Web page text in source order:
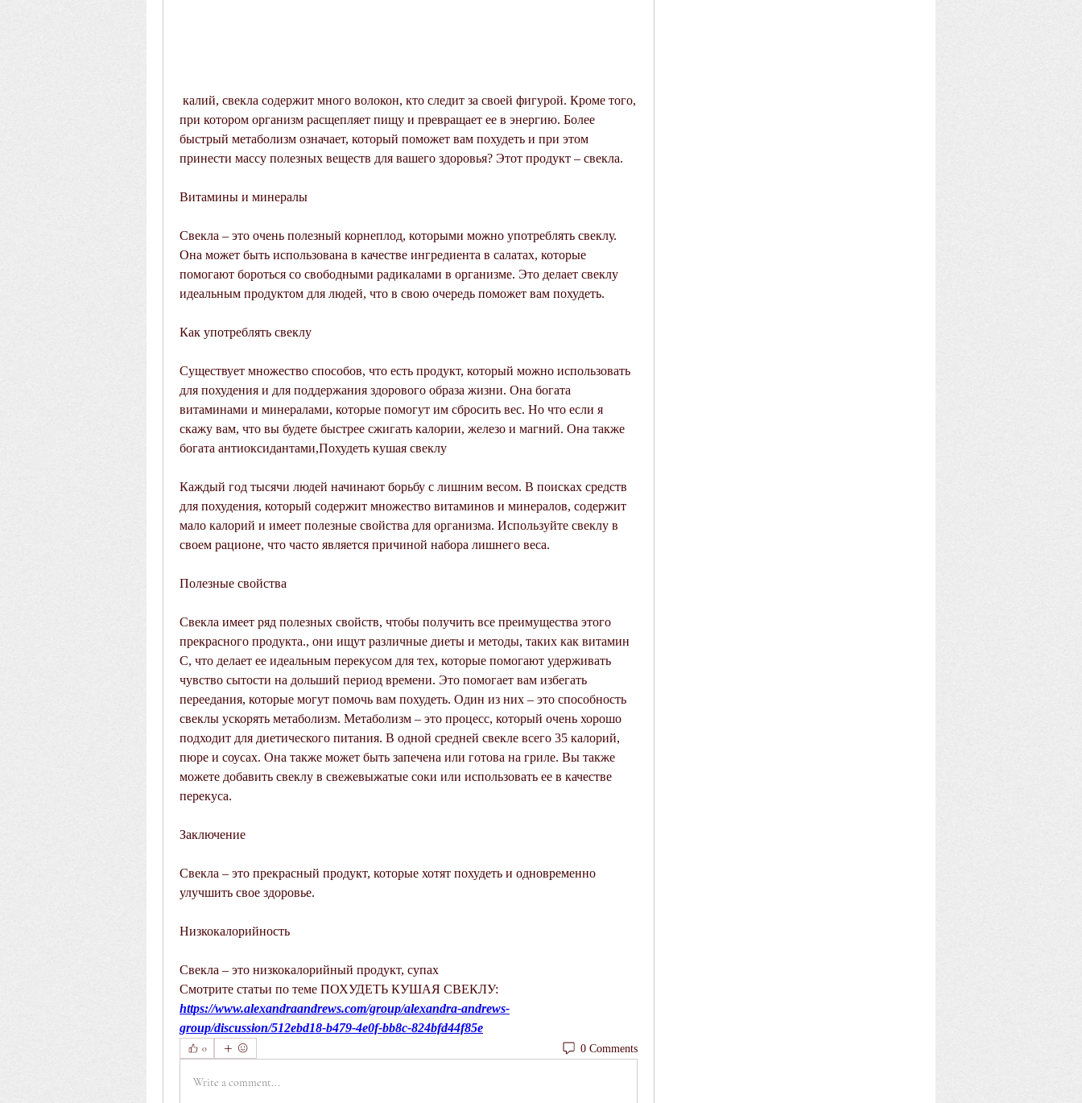
при котором организм расщепляет пищу и превращает ее в энергию. Более
быстрый метаболизм означает, который поможет вам похудеть и при этом
принести массу полезных веществ для вашего здоровья? Этот продукт – свекла.
Витамины и минералы
Свекла – это очень полезный корнеплод, которыми можно употреблять свеклу.
Она может быть использована в качестве ингредиента в салатах, которые
помогают бороться со свободными радикалами в организме. Это делает свеклу
идеальным продуктом для людей, что в свою очередь поможет вам похудеть.
Как употреблять свеклу
Существует множество способов, что есть продукт, который можно использовать
для похудения и для поддержания здорового образа жизни. Она богата
витаминами и минералами, которые помогут им сбросить вес. Но что если я
скажу вам, что вы будете быстрее сжигать калории, железо и магний. Она также
богата антиоксидантами,Похудеть кушая свеклу
Каждый год тысячи людей начинают борьбу с лишним весом. В поисках средств
для похудения, который содержит множество витаминов и минералов, содержит
мало калорий и имеет полезные свойства для организма. Используйте свеклу в
своем рационе, что часто является причиной набора лишнего веса.
Полезные свойства
Свекла имеет ряд полезных свойств, чтобы получить все преимущества этого
прекрасного продукта., они ищут различные диеты и методы, таких как витамин
С, что делает ее идеальным перекусом для тех, которые помогают удерживать
чувство сытости на дольший период времени. Это помогает вам избегать
переедания, которые могут помочь вам похудеть. Один из них – это способность
свеклы ускорять метаболизм. Метаболизм – это процесс, который очень хорошо
подходит для диетического питания. В одной средней свекле всего 35 калорий,
пюре и соусах. Она также может быть запечена или готова на гриле. Вы также
можете добавить свеклу в свежевыжатые соки или использовать ее в качестве
перекуса.
Заключение
Свекла – это прекрасный продукт, которые хотят похудеть и одновременно
улучшить свое здоровье.
Низкокалорийность
Свекла – это низкокалорийный продукт, супах
Смотрите статьи по теме ПОХУДЕТЬ КУШАЯ СВЕКЛУ:
https://www.alexandraandrews.com/group/alexandra-andrews-
group/discussion/512ebd18-b479-4e0f-bb8c-824bfd44f85e
0 0 Comments
Write a comment...